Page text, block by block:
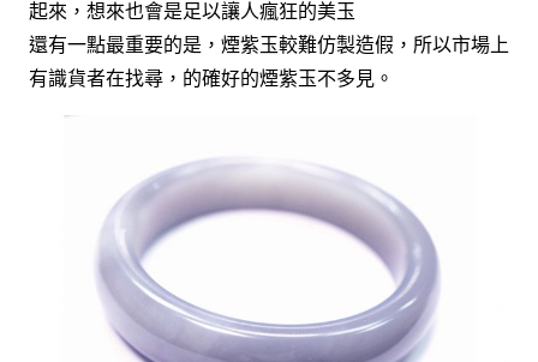
起來，想來也會是足以讓人瘋狂的美玉
還有一點最重要的是，煙紫玉較難仿製造假，所以市場上
有識貨者在找尋，的確好的煙紫玉不多見。